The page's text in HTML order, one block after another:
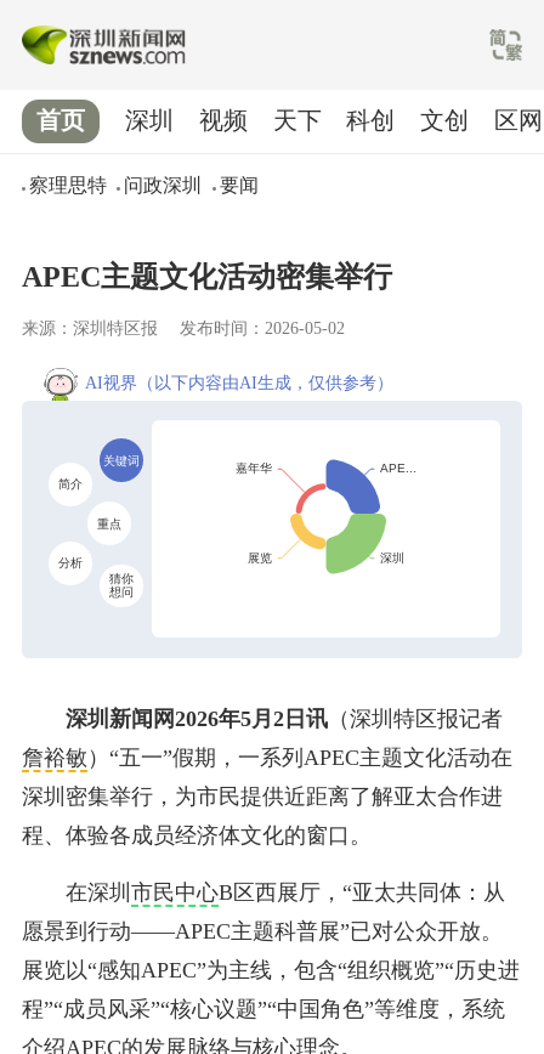
首页
察理思特 问政深圳 要闻
深圳 视频 天下 科创 文创 区网
APEC主题文化活动密集举行
来源：深圳特区报 发布时间：2026-05-02
AI视界 （以下内容由AI生成，仅供参考）
关键词
简介
重点
分析
猜你
想问
深圳新闻网2026年5月2日讯（深圳特区报记者
詹裕敏 ）“五一”假期，一系列APEC主题文化活动在
深圳密集举行，为市民提供近距离了解亚太合作进
程、体验各成员经济体文化的窗口。
在深圳 市民中心B区西展厅，“亚太共同体：从
愿景到行动——APEC主题科普展”已对公众开放。
展览以“感知APEC”为主线，包含“组织概览”“历史进
程”“成员风采”“核心议题”“中国角色”等维度，系统
介绍APEC的发展脉络与核心理念。